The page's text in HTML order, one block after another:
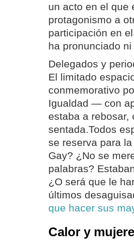
un acto en el que
protagonismo a
participación en
ha pronunciado
Delegados y
El limitado
conmemorativo
Igualdad — con
estaba a rebosar,
sentada.Todos
se reserva para
Gay? ¿No se
palabras?
¿O será que le
últimos
que hacer sus
Calor y